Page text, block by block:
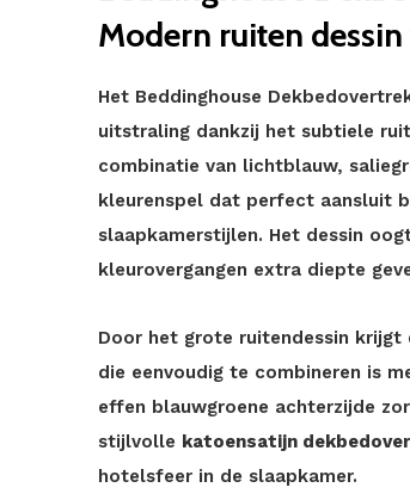
Modern ruiten
Het Beddinghouse
uitstraling dankzij het subtiele
combinatie van lichtblauw,
kleurenspel dat perfect aansluit
slaapkamerstijlen. Het dessin
kleurovergangen extra diepte
Door het grote ruitendessin krijgt
die eenvoudig te combineren is
effen blauwgroene achterzijde
stijlvolle katoensatijn
hotelsfeer in de slaapkamer.